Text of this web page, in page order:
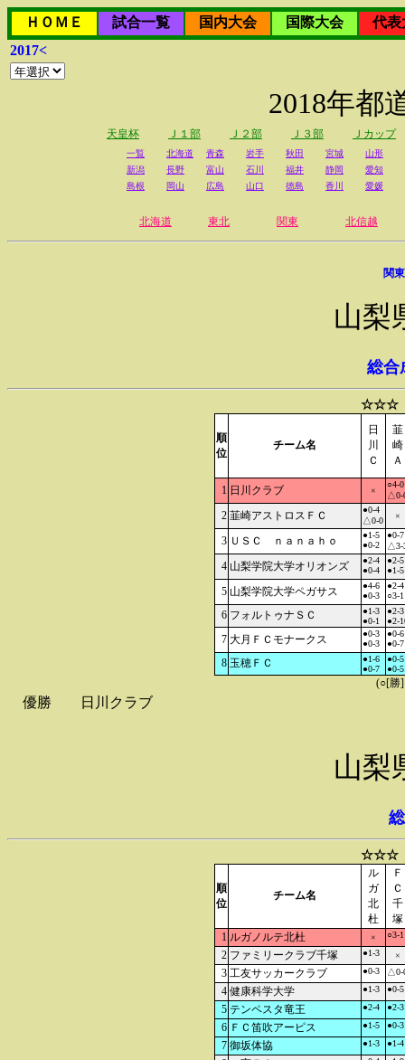
ＨＯＭＥ 試合一覧 国内大会 国際大会
代表
2017<
2018年都
天皇杯 Ｊ１部 Ｊ２部 Ｊ３部 Ｊカップ
一覧 北海道 青森 岩手 秋田 宮城
山形
新潟
長野 富山 石川 福井 静岡
愛知
島根
岡山 広島 山口 徳島 香川 愛媛
北海道 東北 関東 北信越
関
山梨
総合
☆☆☆
順
位
チーム名
日
川
Ｃ
韮
崎
Ａ
1 日川クラブ ×
○4-0
△0-
2 韮崎アストロスＦＣ
●0-4
△0-0
×
3 ＵＳＣ ｎａｎａｈｏ
●1-5
●0-2
●0-7
△3-
4 山梨学院大学オリオンズ
●2-4
●0-4
●2-5
●1-5
5 山梨学院大学ペガサス
●4-6
●0-3
●2-4
○3-1
6 フォルトゥナＳＣ
●1-3
●0-1
●2-3
●2-
7 大月ＦＣモナークス
●0-3
●0-3
●0-6
●0-7
8 玉穂ＦＣ
●1-6
●0-7
●0-5
●0-5
(○[勝
優勝 日川クラブ
山梨
☆☆☆
順
位
チーム名
ル
ガ
北
杜
Ｆ
Ｃ
千
塚
1 ルガノルテ北杜 × ○3-1
2 ファミリークラブ千塚 ●1-3 ×
3 工友サッカークラブ ●0-3 △0-
4 健康科学大学 ●1-3 ●0-5
5 テンペスタ竜王 ●2-4 ●2-3
6 ＦＣ笛吹アーピス ●1-5 ●0-3
7 御坂体協 ●1-3 ●1-4